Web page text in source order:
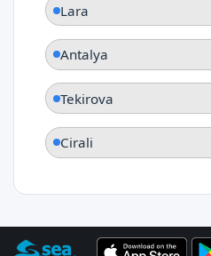
Lara
Antalya
Tekirova
Cirali